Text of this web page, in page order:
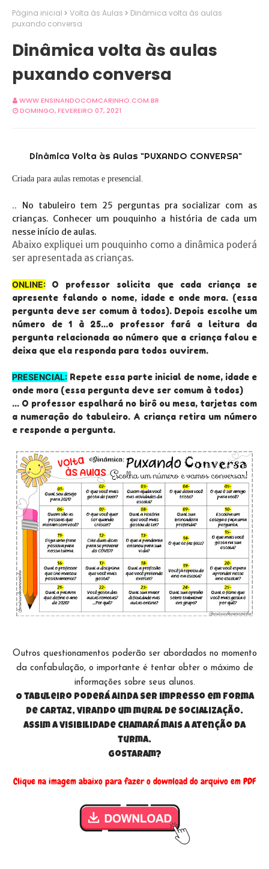
Página inicial Volta às Aulas
Dinâmica volta às aulas
puxando conversa
Dinâmica volta às aulas
puxando conversa
WWW.ENSINANDOCOMCARINHO.COM.BR
DOMINGO, FEVEREIRO 07, 2021
Dinâmica Volta às Aulas "PUXANDO CONVERSA"
Criada para aulas remotas e presencial.
.. No tabuleiro tem 25 perguntas pra socializar com as
crianças. Conhecer um pouquinho a história de cada um
nesse início de aulas.
Abaixo expliquei um pouquinho como a dinâmica poderá
ser apresentada as crianças.
ONLINE:
O professor solicita que cada criança se
apresente falando o nome, idade e onde mora. (essa
pergunta deve ser comum à todos). Depois escolhe um
número de 1 à 25...o professor fará a leitura da
pergunta relacionada ao número que a criança falou e
deixa que ela responda para todos ouvirem.
PRESENCIAL: Repete essa parte inicial de nome, idade e
onde mora (essa pergunta deve ser comum à todos)
... O professor espalhará no birô ou mesa, tarjetas com
a numeração do tabuleiro. A criança retira um número
e responde a pergunta.
Outros questionamentos poderão ser abordados no momento
da confabulação, o importante é tentar obter o máximo de
informações sobre seus alunos.
O tabuleiro poderá ainda ser impresso em forma
de cartaz, virando um mural de socialização.
Assim a visibilidade chamará mais a atenção da
turma.
Gostaram?
Clique na imagem abaixo para fazer o download do arquivo em PDF